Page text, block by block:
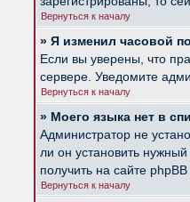
Вернуться к началу
» Я изменил часовой
Если вы уверены, что
сервере. Уведомите
Вернуться к началу
» Моего языка нет в
Администратор не
ли он установить
получить на сайте
Вернуться к началу